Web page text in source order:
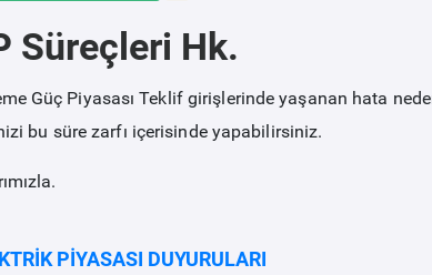
Süreçleri Hk.
Güç Piyasası Teklif girişlerinde yaşanan hata
bu süre zarfı içerisinde yapabilirsiniz.
PİYASASI DUYURULARI